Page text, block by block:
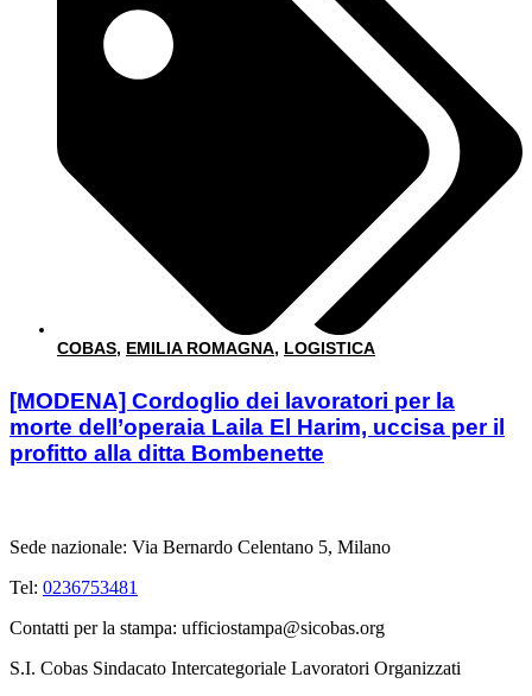
COBAS, EMILIA ROMAGNA, LOGISTICA
[MODENA] Cordoglio dei lavoratori per la
morte dell’operaia Laila El Harim, uccisa per il
profitto alla ditta Bombenette
Sede nazionale: Via Bernardo Celentano 5, Milano
Tel: 0236753481
Contatti per la stampa: ufficiostampa@sicobas.org
S.I. Cobas Sindacato Intercategoriale Lavoratori Organizzati